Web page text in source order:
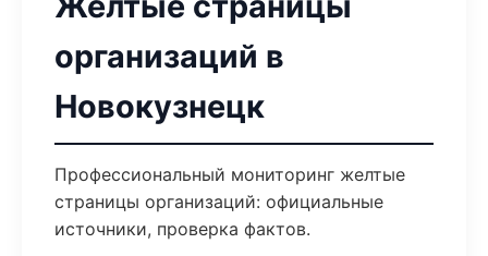
организаций в
Новокузнецк
Профессиональный мониторинг желтые
страницы организаций: официальные
источники, проверка фактов.